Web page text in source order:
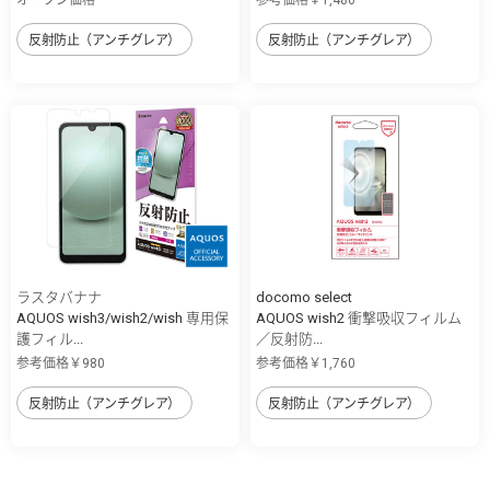
反射防止（アンチグレア） 反射防止（アンチグレア）
ラスタバナナ
AQUOS wish3/wish2/wish 専用保
護フィル...
参考価格￥980
反射防止（アンチグレア）
docomo select
AQUOS wish2 衝撃吸収フィルム
／反射防...
参考価格￥1,760
反射防止（アンチグレア）